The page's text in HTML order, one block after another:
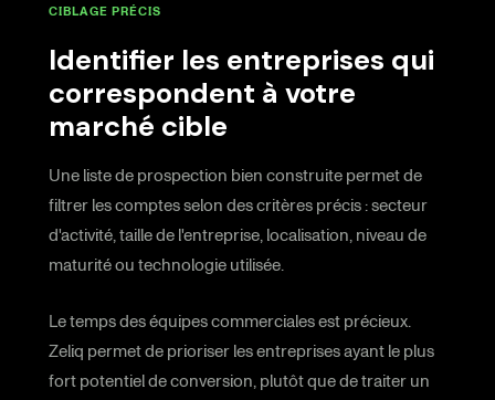
CIBLAGE PRÉCIS
Identifier les entreprises qui
correspondent à votre
marché cible
Une liste de prospection bien construite permet de
filtrer les comptes selon des critères précis : secteur
d'activité, taille de l'entreprise, localisation, niveau de
maturité ou technologie utilisée.
Le temps des équipes commerciales est précieux.
Zeliq permet de prioriser les entreprises ayant le plus
fort potentiel de conversion, plutôt que de traiter un